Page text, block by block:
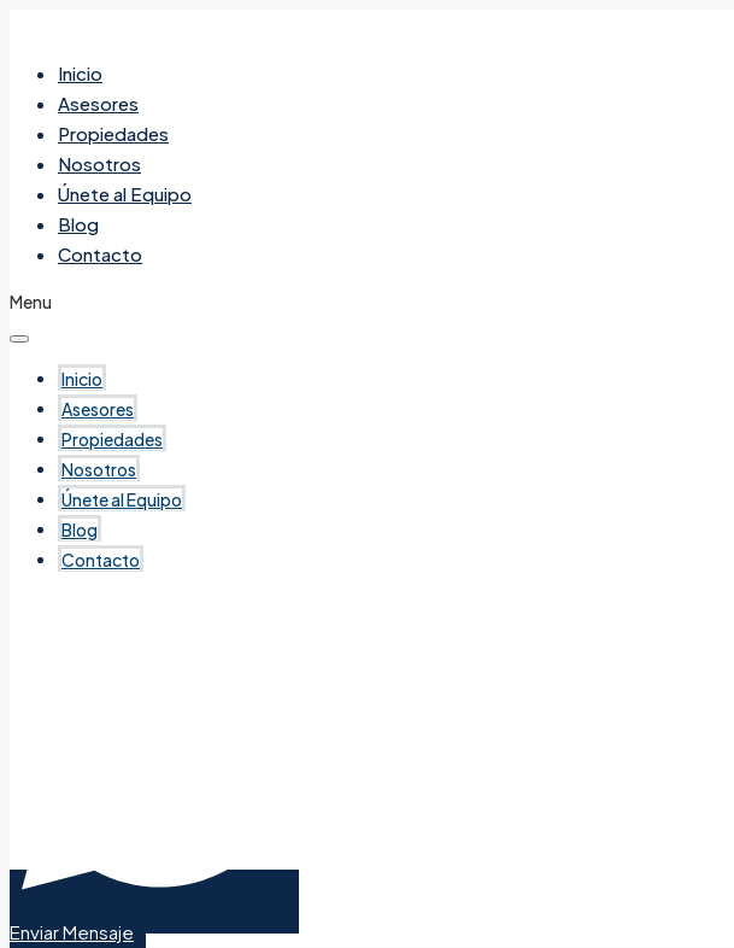
Inicio
Asesores
Propiedades
Nosotros
Únete al Equipo
Blog
Contacto
Menu
Inicio
Asesores
Propiedades
Nosotros
Únete al Equipo
Blog
Contacto
Enviar Mensaje